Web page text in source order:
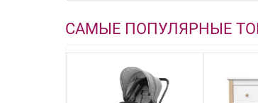
САМЫЕ ПОПУЛЯРНЫЕ